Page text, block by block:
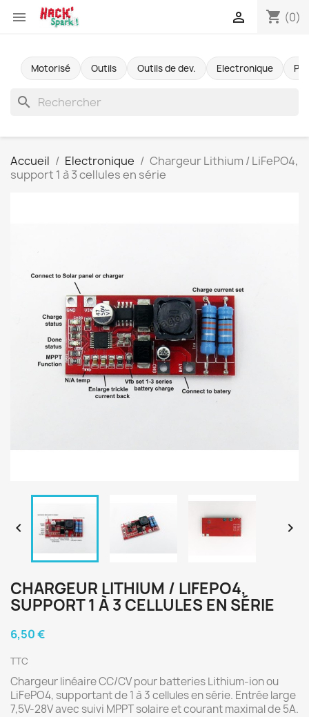
 shopping_cart (0)

Motorisé Outils Outils de dev. Electronique
search
Accueil Electronique
Chargeur Lithium / LiFePO4,
support 1 à 3 cellules en série
 
CHARGEUR LITHIUM / LIFEPO4,
SUPPORT 1 À 3 CELLULES EN SÉRIE
6,50 €
TTC
Chargeur linéaire CC/CV pour batteries Lithium-ion ou
LiFePO4, supportant de 1 à 3 cellules en série. Entrée large
7,5V-28V avec suivi MPPT solaire et courant maximal de 5A.